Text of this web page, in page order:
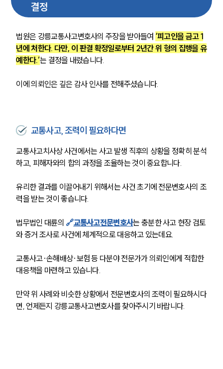
결정
법원은 강릉교통사고변호사의 주장을 받아들여 ‘피고인을 금고 1
년에 처한다. 다만, 이 판결 확정일로부터 2년간 위 형의 집행을 유
예한다.’는 결정을 내렸습니다.
이에 의뢰인은 깊은 감사 인사를 전해주셨습니다.
교통사고, 조력이 필요하다면
교통사고치사상 사건에서는 사고 발생 직후의 상황을 정확히 분석
하고, 피해자와의 합의 과정을 조율하는 것이 중요합니다.
유리한 결과를 이끌어내기 위해서는 사건 초기에 전문변호사의 조
력을 받는 것이 좋습니다.
법무법인 대륜의 🔗교통사고전문변호사는 충분한 사고 현장 검토
와 증거 조사로 사건에 체계적으로 대응하고 있는데요.
교통사고·손해배상·보험 등 다분야 전문가가 의뢰인에게 적합한
대응책을 마련하고 있습니다.
만약 위 사례와 비슷한 상황에서 전문변호사의 조력이 필요하시다
면, 언제든지 강릉교통사고변호사를 찾아주시기 바랍니다.